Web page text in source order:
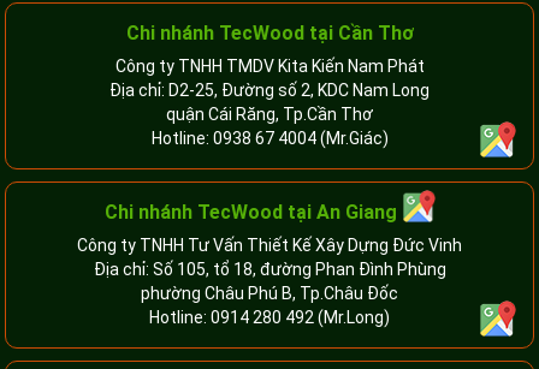
Chi nhánh TecWood tại Cần Thơ
Công ty TNHH TMDV Kita Kiến Nam Phát
Địa chỉ: D2-25, Đường số 2, KDC Nam Long
quận Cái Răng, Tp.Cần Thơ
Hotline: 0938 67 4004(Mr.Giác)
Chi nhánh TecWood tại An Giang
Công ty TNHH Tư Vấn Thiết Kế Xây Dựng Đức Vinh
Địa chỉ: Số 105, tổ 18, đường Phan Đình Phùng
phường Châu Phú B, Tp.Châu Đốc
Hotline: 0914 280 492 (Mr.Long)